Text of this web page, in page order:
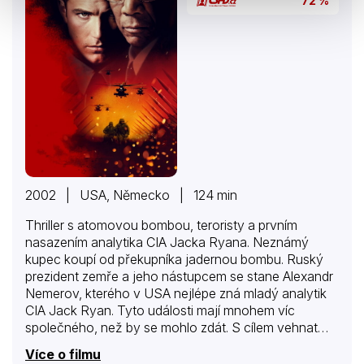
2002 | USA, Německo | 124 min
Thriller s atomovou bombou, teroristy a prvním
nasazením analytika CIA Jacka Ryana. Neznámý
kupec koupí od překupníka jadernou bombu. Ruský
prezident zemře a jeho nástupcem se stane Alexandr
Nemerov, kterého v USA nejlépe zná mladý analytik
CIA Jack Ryan. Tyto události mají mnohem víc
společného, než by se mohlo zdát. S cílem vehnat
svět do nové války totiž teroristická organizace
Více o filmu